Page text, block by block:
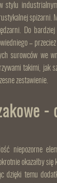
stylu
spiżarni.
Do
–
surowców we
takimi, jak
zestawienie.
-
niepozorne
okazałby się
dzięki temu